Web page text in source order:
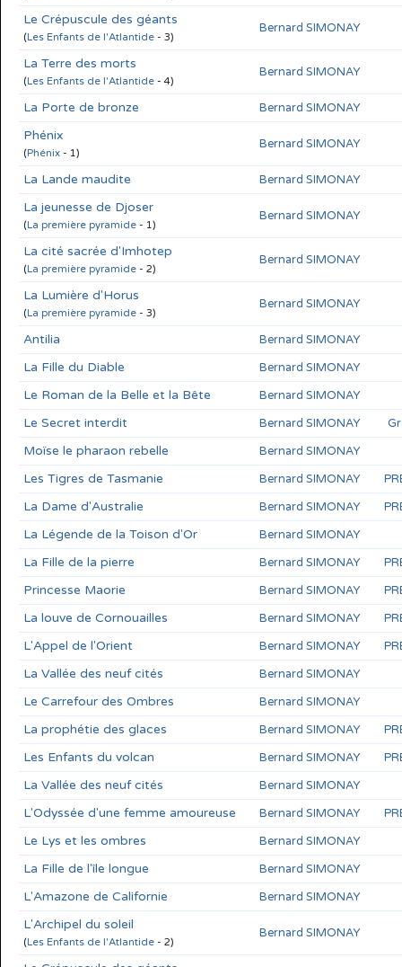
Le Crépuscule des géants
(Les Enfants de l'Atlantide - 3)
Bernard SIMONAY
La Terre des morts
(Les Enfants de l'Atlantide - 4)
Bernard SIMONAY
La Porte de bronze Bernard SIMONAY
Phénix
(Phénix - 1)
Bernard SIMONAY
La Lande maudite Bernard SIMONAY
La jeunesse de Djoser
(La première pyramide - 1)
Bernard SIMONAY
La cité sacrée d'Imhotep
(La première pyramide - 2)
Bernard SIMONAY
La Lumière d'Horus
(La première pyramide - 3)
Bernard SIMONAY
Antilia Bernard SIMONAY
La Fille du Diable Bernard SIMONAY
Le Roman de la Belle et la Bête Bernard SIMONAY
Le Secret interdit Bernard SIMONAY
Moïse le pharaon rebelle Bernard SIMONAY
Les Tigres de Tasmanie Bernard SIMONAY
La Dame d'Australie Bernard SIMONAY
La Légende de la Toison d'Or Bernard SIMONAY
La Fille de la pierre Bernard SIMONAY
Princesse Maorie Bernard SIMONAY
La louve de Cornouailles Bernard SIMONAY
L'Appel de l'Orient Bernard SIMONAY
La Vallée des neuf cités Bernard SIMONAY
Le Carrefour des Ombres Bernard SIMONAY
La prophétie des glaces Bernard SIMONAY
Les Enfants du volcan Bernard SIMONAY
La Vallée des neuf cités Bernard SIMONAY
L'Odyssée d'une femme amoureuse Bernard SIMONAY
Le Lys et les ombres Bernard SIMONAY
La Fille de l'île longue Bernard SIMONAY
L'Amazone de Californie Bernard SIMONAY
L'Archipel du soleil
(Les Enfants de l'Atlantide - 2)
Bernard SIMONAY